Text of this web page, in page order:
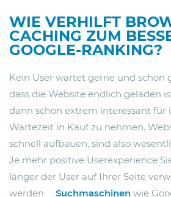
WIE VERHILFT
CACHING ZUM
GOOGLE-RANKING?
Kein User wartet gerne und schon
dass die Website endlich geladen
dann schon extrem interessant für
Wartezeit in Kauf zu nehmen.
schnell aufbauen, sind also
Je mehr positive Userexperience
länger der User auf Ihrer Seite
werden
Suchmaschinen wie